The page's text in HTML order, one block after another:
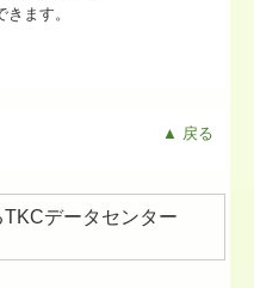
きます。
▲ 戻る
データセンター